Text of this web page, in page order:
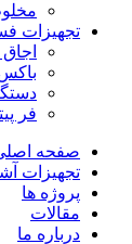
تجهیزات
فر
صفحه
تجهیزات
پروژه ها
مقالات
درباره ما